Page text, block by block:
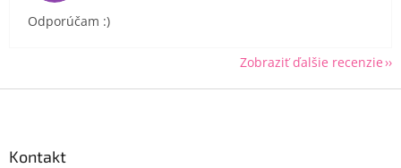
Odporúčam :)
Zobraziť ďalšie recenzie
Kontakt